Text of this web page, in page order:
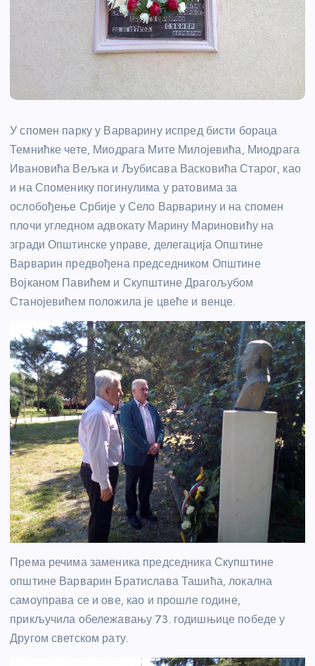
У спомен парку у Варварину испред бисти бораца
Темнићке чете, Миодрага Мите Милојевића, Миодрага
Ивановића Вељка и Љубисава Васковића Старог, као
и на Споменику погинулима у ратовима за
ослобођење Србије у Село Варварину и на спомен
плочи угледном адвокату Марину Мариновићу на
згради Општинске управе, делегација Општине
Варварин предвођена председником Општине
Војканом Павићем и Скупштине Драгољубом
Станојевићем положила је цвеће и венце.
Према речима заменика председника Скупштине
општине Варварин Братислава Ташића, локална
самоуправа се и ове, као и прошле године,
прикључила обележавању 73. годишњице победе у
Другом светском рату.